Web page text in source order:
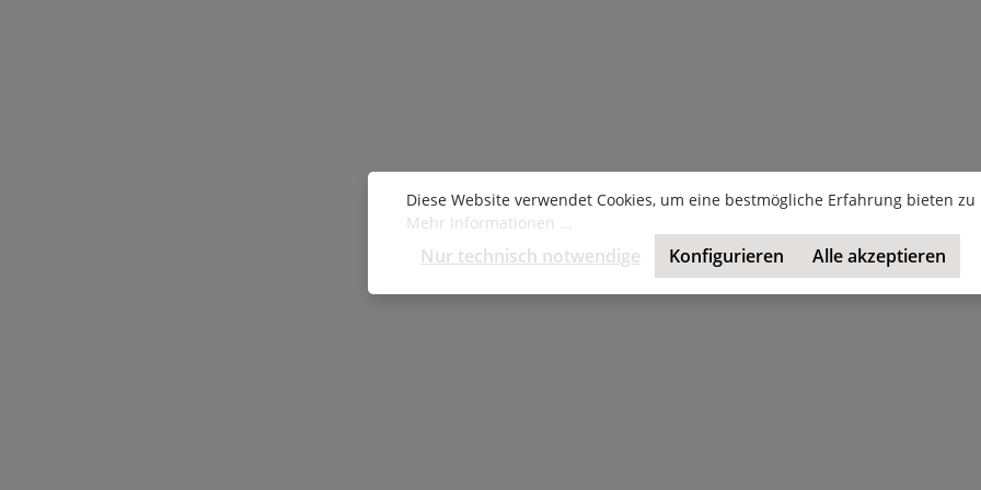
Diese Website verwendet Cookies, um eine bestmögliche Erfahrung bieten zu
Mehr Informationen ...
Nur technisch notwendige Konfigurieren Alle akzeptieren